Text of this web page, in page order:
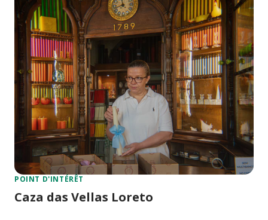
POINT D'INTÉRÊT
Caza das Vellas Loreto